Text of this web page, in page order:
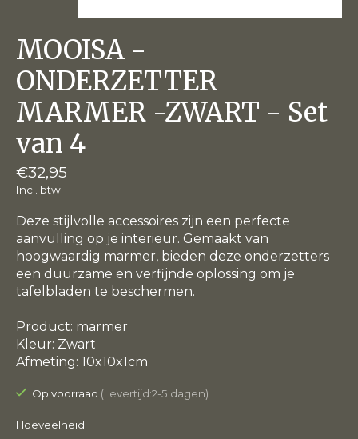
MOOISA -
ONDERZETTER
MARMER -ZWART - Set
van 4
€32,95
Incl. btw
Deze stijlvolle accessoires zijn een perfecte
aanvulling op je interieur. Gemaakt van
hoogwaardig marmer, bieden deze onderzetters
een duurzame en verfijnde oplossing om je
tafelbladen te beschermen.
Product: marmer
Kleur: Zwart
Afmeting: 10x10x1cm
Op voorraad (Levertijd:2-5 dagen)
Hoeveelheid: